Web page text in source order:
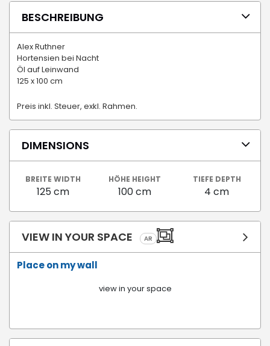
BESCHREIBUNG
Alex Ruthner
Hortensien bei Nacht
Öl auf Leinwand
125 x 100 cm
Preis inkl. Steuer, exkl. Rahmen.
DIMENSIONS
BREITE WIDTH
125 cm
HÖHE HEIGHT
100 cm
TIEFE DEPTH
4 cm
VIEW IN YOUR SPACE AR
Place on my wall
view in your space